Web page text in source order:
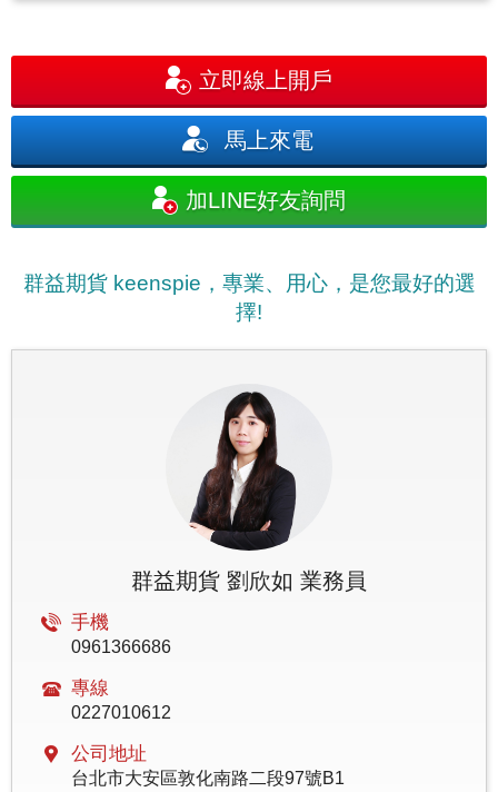
立即線上開戶
馬上來電
加LINE好友詢問
群益期貨 keenspie，專業、用心，是您最好的選
擇!
群益期貨 劉欣如 業務員
手機
0961366686
專線
0227010612
公司地址
台北市大安區敦化南路二段97號B1